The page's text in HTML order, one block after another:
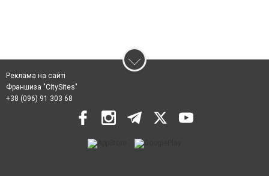
Реклама на сайті
Франшиза "CitySites"
+38 (096) 91 303 68